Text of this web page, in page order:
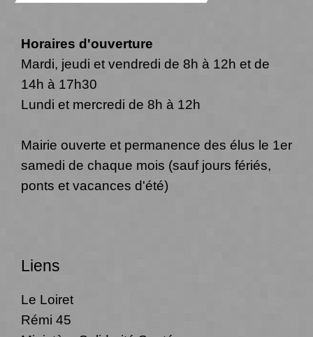
Horaires d'ouverture
Mardi, jeudi et vendredi de 8h à 12h et de
14h à 17h30
Lundi et mercredi de 8h à 12h
Mairie ouverte et permanence des élus le 1er
samedi de chaque mois (sauf jours fériés,
ponts et vacances d'été)
Liens
Le Loiret
Rémi 45